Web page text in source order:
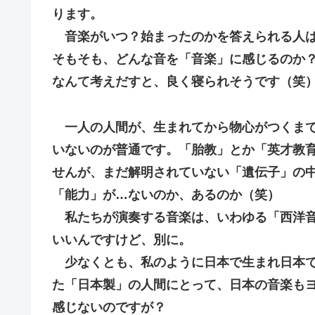
ります。
音楽がいつ？始まったのかを答えられる人は
そもそも、どんな音を「音楽」に感じるのか
なんて考えだすと、良く寝られそうです（笑）
一人の人間が、生まれてから物心がつくま
いないのが普通です。「胎教」とか「英才教
せんが、まだ解明されていない「遺伝子」の
「能力」が…ないのか、あるのか（笑）
私たちが演奏する音楽は、いわゆる「西洋
いいんですけど、別に。
少なくとも、私のように日本で生まれ日本
た「日本製」の人間にとって、日本の音楽も
感じないのですが？